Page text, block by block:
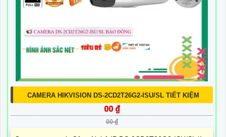
CAMERA HIKVISION DS-2CD2T26G2-ISU/SL TIẾT KIỆM
00 ₫
00 ₫